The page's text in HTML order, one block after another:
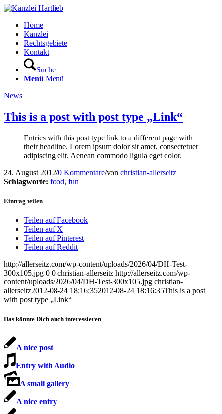
Home
Kanzlei
Rechtsgebiete
Kontakt
Suche
Menü Menü
News
This is a post with post type „Link“
Entries with this post type link to a different page with
their headline. Lorem ipsum dolor sit amet, consectetuer
adipiscing elit. Aenean commodo ligula eget dolor.
24. August 2012/0 Kommentare/von christian-allerseitz
Schlagworte: food, fun
Eintrag teilen
Teilen auf Facebook
Teilen auf X
Teilen auf Pinterest
Teilen auf Reddit
http://allerseitz.com/wp-content/uploads/2026/04/DH-Test-
300x105.jpg 0 0 christian-allerseitz http://allerseitz.com/wp-
content/uploads/2026/04/DH-Test-300x105.jpg christian-
allerseitz2012-08-24 18:16:352012-08-24 18:16:35This is a post
with post type „Link“
Das könnte Dich auch interessieren
A nice post
Entry with Audio
A small gallery
A nice entry